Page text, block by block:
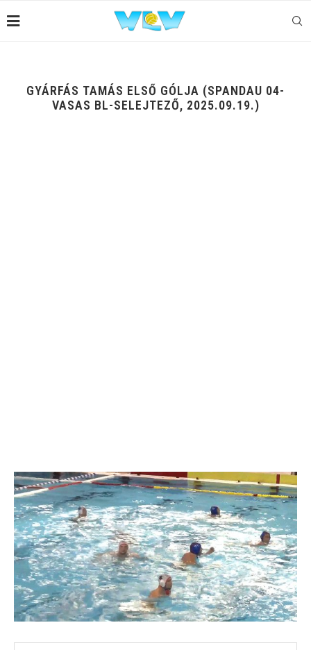
GYÁRFÁS TAMÁS ELSŐ GÓLJA (SPANDAU 04-
VASAS BL-SELEJTEZŐ, 2025.09.19.)